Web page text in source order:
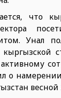
что
Унал
о
весной